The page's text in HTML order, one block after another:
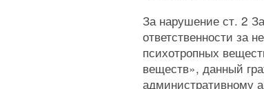
За нарушение ст. 2
ответственности за
психотропных
веществ», данный
административному